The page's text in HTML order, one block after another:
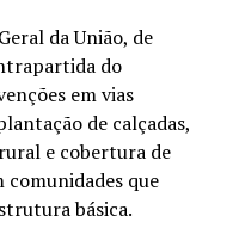
da União, de
do
em vias
de calçadas,
e cobertura de
comunidades que
básica.